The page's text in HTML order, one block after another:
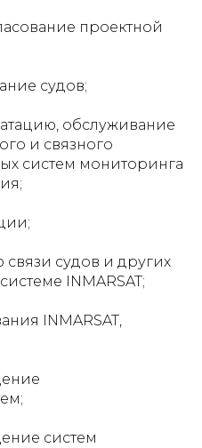
проектной
судов;
обслуживание
и связного
систем мониторинга
судов и других
INMARSAT;
INMARSAT,
систем